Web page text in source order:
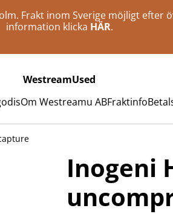
Frakt inom Sverige möjligt
information klicka HÄR.
WestreamUsed
Om Westreamu ABFraktinfo
Inogeni